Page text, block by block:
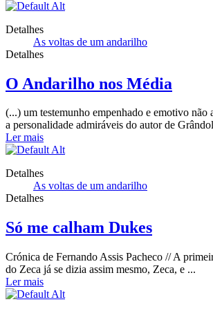
Detalhes
As voltas de um andarilho
Detalhes
O Andarilho nos Média
(...) um testemunho empenhado e emotivo não
a personalidade admiráveis do autor de
Ler mais
Detalhes
As voltas de um andarilho
Detalhes
Só me calham Dukes
Crónica de Fernando Assis Pacheco // A
do Zeca já se dizia assim mesmo, Zeca, e ...
Ler mais